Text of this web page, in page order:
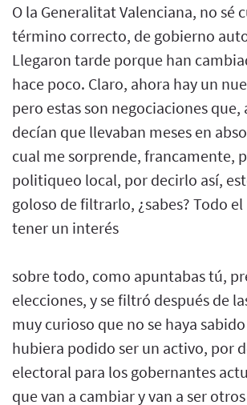
O la Generalitat Valenciana, no sé
término correcto, de gobierno
Llegaron tarde porque han
hace poco. Claro, ahora hay un
pero estas son negociaciones que,
decían que llevaban meses en
cual me sorprende, francamente,
politiqueo local, por decirlo así,
goloso de filtrarlo, ¿sabes? Todo
tener un interés
sobre todo, como apuntabas tú,
elecciones, y se filtró después de
muy curioso que no se haya
hubiera podido ser un activo, por
electoral para los gobernantes
que van a cambiar y van a ser